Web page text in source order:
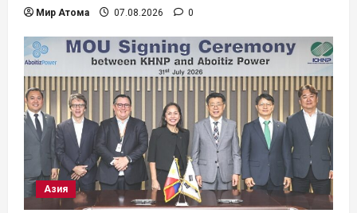
Мир Атома 07.08.2026 0
Азия